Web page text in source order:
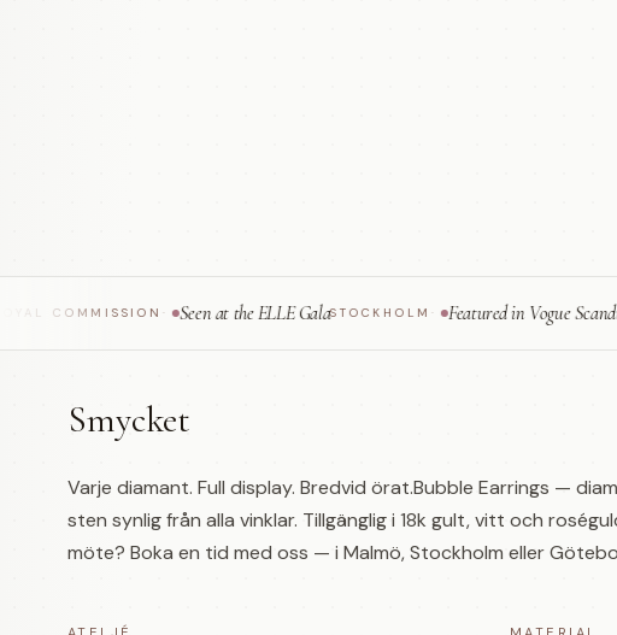
· Seen at the ELLE GalaSTOCKHOLM· Featured in Vogue Scandinavia
Smycket
Varje diamant. Full display. Bredvid örat.Bubble Earrings —
sten synlig från alla vinklar. Tillgänglig i 18k gult, vitt och
möte? Boka en tid med oss — i Malmö, Stockholm eller